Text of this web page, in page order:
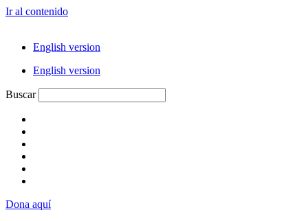
Ir al contenido
English version
English version
Buscar
Dona aquí